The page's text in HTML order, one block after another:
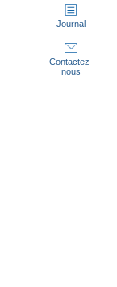
Journal
Contactez-
nous